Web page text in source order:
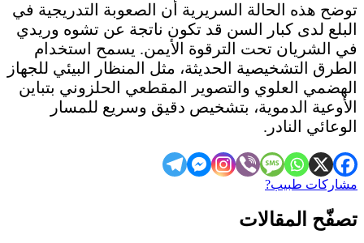
توضح هذه الحالة السريرية أن الصعوبة التدريجية في
البلع لدى كبار السن قد تكون ناتجة عن تشوه وريدي
في الشريان تحت الترقوة الأيمن. يسمح استخدام
الطرق التشخيصية الحديثة، مثل المنظار البيئي للجهاز
الهضمي العلوي والتصوير المقطعي الحلزوني بتباين
الأوعية الدموية، بتشخيص دقيق وسريع للمسار
الوعائي النادر.
مشاركات طبيب?
تصفّح المقالات